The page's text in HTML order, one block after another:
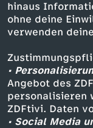
hinaus
ohne deine
verwenden
•
Angebot des
personalisieren
ZDFtivi. Daten
• Social Media